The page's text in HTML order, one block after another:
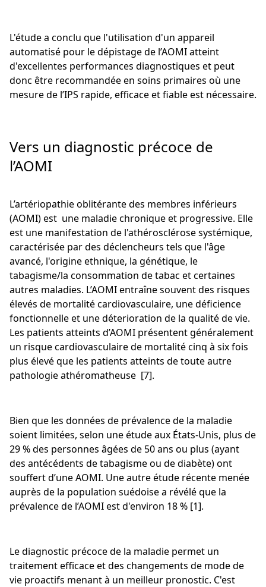
L'étude a conclu que l'utilisation d'un appareil
automatisé pour le dépistage de l’AOMI atteint
d'excellentes performances diagnostiques et peut
donc être recommandée en soins primaires où une
mesure de l’IPS rapide, efficace et fiable est nécessaire.
Vers un diagnostic précoce de
l’AOMI
L’artériopathie oblitérante des membres inférieurs
(AOMI) est une maladie chronique et progressive. Elle
est une manifestation de l'athérosclérose systémique,
caractérisée par des déclencheurs tels que l'âge
avancé, l'origine ethnique, la génétique, le
tabagisme/la consommation de tabac et certaines
autres maladies. L’AOMI entraîne souvent des risques
élevés de mortalité cardiovasculaire, une déficience
fonctionnelle et une déterioration de la qualité de vie.
Les patients atteints d’AOMI présentent généralement
un risque cardiovasculaire de mortalité cinq à six fois
plus élevé que les patients atteints de toute autre
pathologie athéromatheuse [7].
Bien que les données de prévalence de la maladie
soient limitées, selon une étude aux États-Unis, plus de
29 % des personnes âgées de 50 ans ou plus (ayant
des antécédents de tabagisme ou de diabète) ont
souffert d’une AOMI. Une autre étude récente menée
auprès de la population suédoise a révélé que la
prévalence de l’AOMI est d'environ 18 % [1].
Le diagnostic précoce de la maladie permet un
traitement efficace et des changements de mode de
vie proactifs menant à un meilleur pronostic. C'est